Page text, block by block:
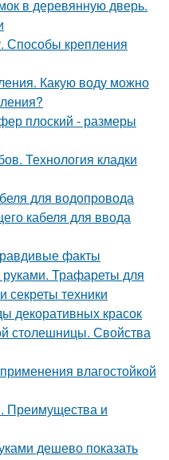
в деревянную дверь.
Способы крепления
Какую воду можно
плоский - размеры
Технология кладки
для водопровода
кабеля для ввода
факты
Трафареты для
секреты техники
декоративных красок
столешницы. Свойства
влагостойкой
Преимущества и
дешево показать